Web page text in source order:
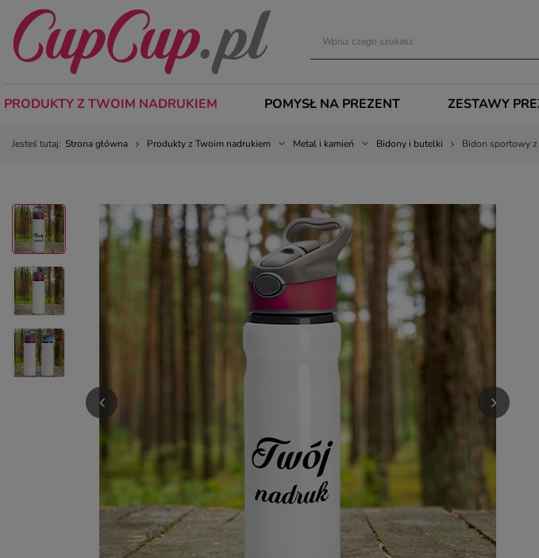
PRODUKTY Z TWOIM NADRUKIEM POMYSŁ NA PREZENT ZESTAWY
Jesteś tutaj: Strona główna Produkty z Twoim nadrukiem Metal i kamień Bidony i butelki Bidon sportowy